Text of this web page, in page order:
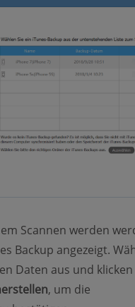
Scannen werden
Backup angezeigt.
Daten aus und
, um die